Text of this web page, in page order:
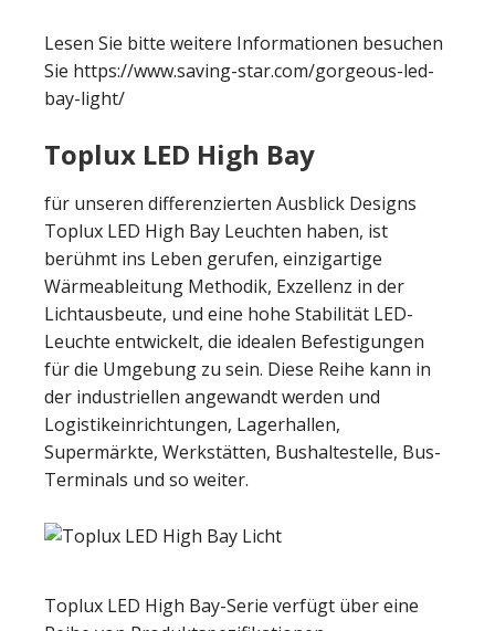
Lesen Sie bitte weitere Informationen besuchen
Sie https://www.saving-star.com/gorgeous-led-
bay-light/
Toplux LED High Bay
für unseren differenzierten Ausblick Designs
Toplux LED High Bay Leuchten haben, ist
berühmt ins Leben gerufen, einzigartige
Wärmeableitung Methodik, Exzellenz in der
Lichtausbeute, und eine hohe Stabilität LED-
Leuchte entwickelt, die idealen Befestigungen
für die Umgebung zu sein. Diese Reihe kann in
der industriellen angewandt werden und
Logistikeinrichtungen, Lagerhallen,
Supermärkte, Werkstätten, Bushaltestelle, Bus-
Terminals und so weiter.
Toplux LED High Bay-Serie verfügt über eine